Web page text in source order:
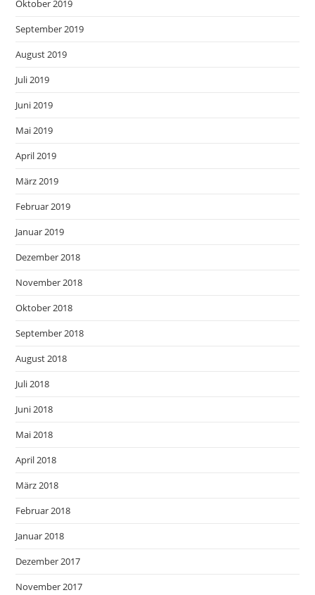
Oktober 2019
September 2019
August 2019
Juli 2019
Juni 2019
Mai 2019
April 2019
März 2019
Februar 2019
Januar 2019
Dezember 2018
November 2018
Oktober 2018
September 2018
August 2018
Juli 2018
Juni 2018
Mai 2018
April 2018
März 2018
Februar 2018
Januar 2018
Dezember 2017
November 2017